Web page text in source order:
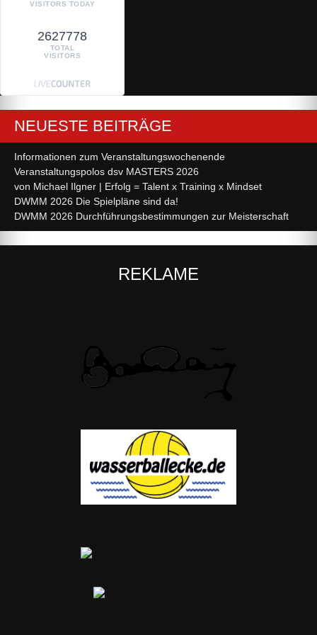
VISITORS TODAY
2627778
TOTAL
VISITORS
NEUESTE BEITRÄGE
Informationen zum Veranstaltungswochenende
Veranstaltungspolos dsv MASTERS 2026
von Michael Ilgner | Erfolg = Talent x Training x Mindset
DWMM 2026 Die Spielpläne sind da!
DWMM 2026 Durchführungsbestimmungen zur Meisterschaft
REKLAME